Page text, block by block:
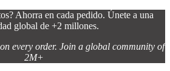
Ahorra en cada pedido. Únete a una
global de +2 millones.
every order. Join a global community of
2M+